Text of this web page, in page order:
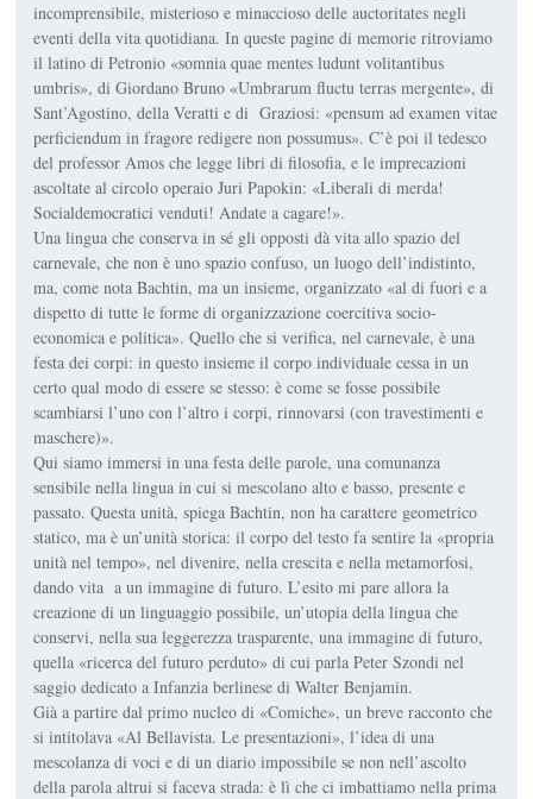
incomprensibile, misterioso e minaccioso delle auctoritates negli
eventi della vita quotidiana. In queste pagine di memorie ritroviamo
il latino di Petronio «somnia quae mentes ludunt volitantibus
umbris», di Giordano Bruno «Umbrarum fluctu terras mergente», di
Sant’Agostino, della Veratti e di Graziosi: «pensum ad examen vitae
perficiendum in fragore redigere non possumus». C’è poi il tedesco
del professor Amos che legge libri di filosofia, e le imprecazioni
ascoltate al circolo operaio Juri Papokin: «Liberali di merda!
Socialdemocratici venduti! Andate a cagare!».
Una lingua che conserva in sé gli opposti dà vita allo spazio del
carnevale, che non è uno spazio confuso, un luogo dell’indistinto,
ma, come nota Bachtin, ma un insieme, organizzato «al di fuori e a
dispetto di tutte le forme di organizzazione coercitiva socio-
economica e politica». Quello che si verifica, nel carnevale, è una
festa dei corpi: in questo insieme il corpo individuale cessa in un
certo qual modo di essere se stesso: è come se fosse possibile
scambiarsi l’uno con l’altro i corpi, rinnovarsi (con travestimenti e
maschere)».
Qui siamo immersi in una festa delle parole, una comunanza
sensibile nella lingua in cui si mescolano alto e basso, presente e
passato. Questa unità, spiega Bachtin, non ha carattere geometrico
statico, ma è un’unità storica: il corpo del testo fa sentire la «propria
unità nel tempo», nel divenire, nella crescita e nella metamorfosi,
dando vita a un immagine di futuro. L’esito mi pare allora la
creazione di un linguaggio possibile, un’utopia della lingua che
conservi, nella sua leggerezza trasparente, una immagine di futuro,
quella «ricerca del futuro perduto» di cui parla Peter Szondi nel
saggio dedicato a Infanzia berlinese di Walter Benjamin.
Già a partire dal primo nucleo di «Comiche», un breve racconto che
si intitolava «Al Bellavista. Le presentazioni», l’idea di una
mescolanza di voci e di un diario impossibile se non nell’ascolto
della parola altrui si faceva strada: è lì che ci imbattiamo nella prima